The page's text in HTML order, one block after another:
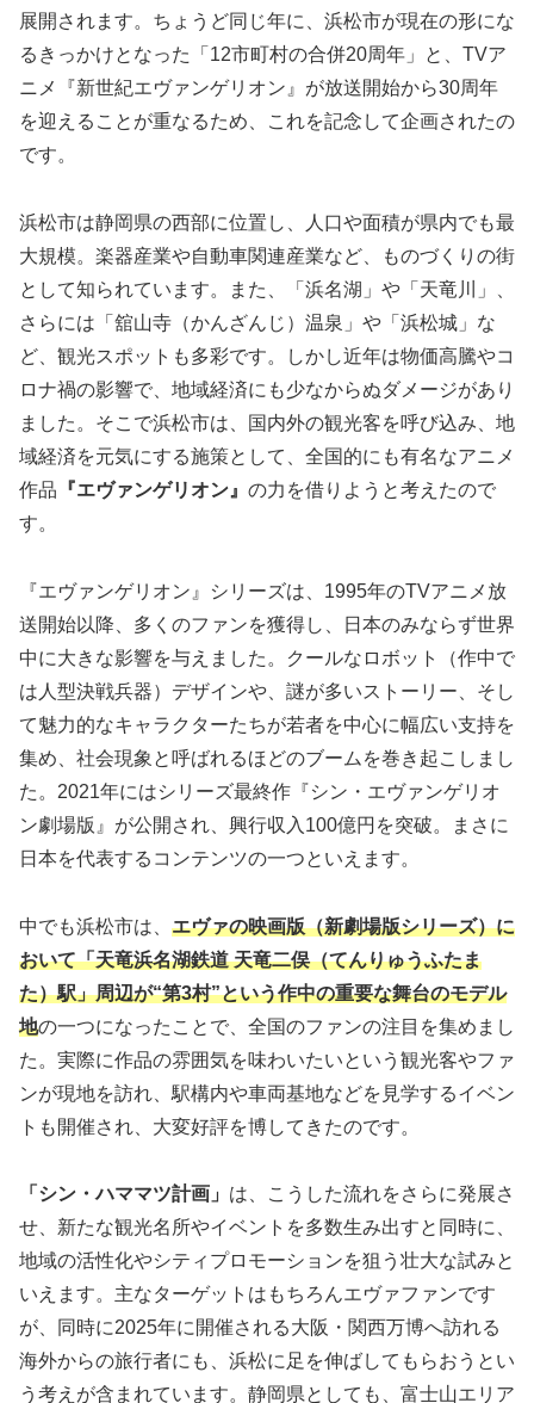
展開されます。ちょうど同じ年に、浜松市が現在の形にな
るきっかけとなった「12市町村の合併20周年」と、TVア
ニメ『新世紀エヴァンゲリオン』が放送開始から30周年
を迎えることが重なるため、これを記念して企画されたの
です。
浜松市は静岡県の西部に位置し、人口や面積が県内でも最
大規模。楽器産業や自動車関連産業など、ものづくりの街
として知られています。また、「浜名湖」や「天竜川」、
さらには「舘山寺（かんざんじ）温泉」や「浜松城」な
ど、観光スポットも多彩です。しかし近年は物価高騰やコ
ロナ禍の影響で、地域経済にも少なからぬダメージがあり
ました。そこで浜松市は、国内外の観光客を呼び込み、地
域経済を元気にする施策として、全国的にも有名なアニメ
作品 『エヴァンゲリオン』 の力を借りようと考えたので
す。
『エヴァンゲリオン』シリーズは、1995年のTVアニメ放
送開始以降、多くのファンを獲得し、日本のみならず世界
中に大きな影響を与えました。クールなロボット（作中で
は人型決戦兵器）デザインや、謎が多いストーリー、そし
て魅力的なキャラクターたちが若者を中心に幅広い支持を
集め、社会現象と呼ばれるほどのブームを巻き起こしまし
た。2021年にはシリーズ最終作『シン・エヴァンゲリオ
ン劇場版』が公開され、興行収入100億円を突破。まさに
日本を代表するコンテンツの一つといえます。
中でも浜松市は、 エヴァの映画版（新劇場版シリーズ）に
おいて「天竜浜名湖鉄道 天竜二俣（てんりゅうふたま
た）駅」周辺が“第3村”という作中の重要な舞台のモデル
地の一つになったことで、全国のファンの注目を集めまし
た。実際に作品の雰囲気を味わいたいという観光客やファ
ンが現地を訪れ、駅構内や車両基地などを見学するイベン
トも開催され、大変好評を博してきたのです。
「シン・ハママツ計画」 は、こうした流れをさらに発展さ
せ、新たな観光名所やイベントを多数生み出すと同時に、
地域の活性化やシティプロモーションを狙う壮大な試みと
いえます。主なターゲットはもちろんエヴァファンです
が、同時に2025年に開催される大阪・関西万博へ訪れる
海外からの旅行者にも、浜松に足を伸ばしてもらおうとい
う考えが含まれています。静岡県としても、富士山エリア